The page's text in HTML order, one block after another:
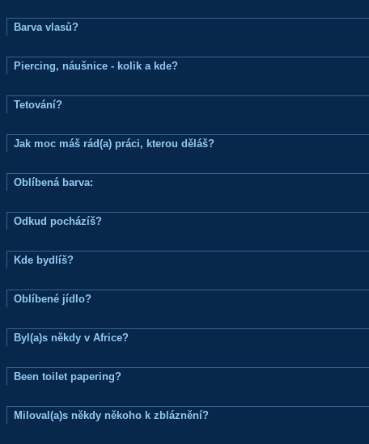
Barva vlasů?
Piercing, náušnice - kolik a kde?
Tetování?
Jak moc máš rád(a) práci, kterou děláš?
Oblíbená barva:
Odkud pocházíš?
Kde bydlíš?
Oblíbené jídlo?
Byl(a)s někdy v Africe?
Been toilet papering?
Miloval(a)s někdy někoho k zbláznění?